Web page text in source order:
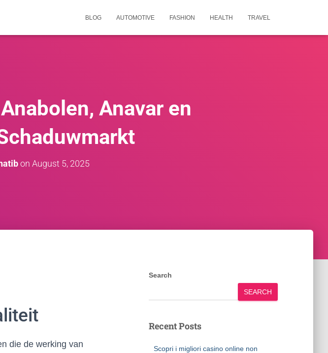
BLOG AUTOMOTIVE FASHION HEALTH TRAVEL
Anavar en
on August 5, 2025
die de werking van
Search
SEARCH
Recent Posts
Scopri i migliori casino online non